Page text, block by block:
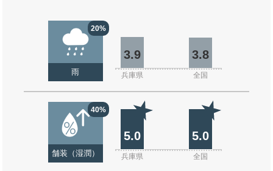
20%
雨
3.9 3.8
兵庫県 全国
40%
舗装（湿潤）
5.0 5.0
兵庫県 全国